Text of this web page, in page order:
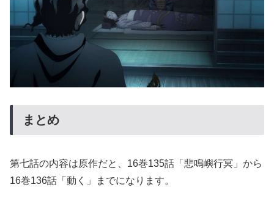
まとめ
第七話の内容は原作だと、16巻135話「悲鳴嶼行冥」から
16巻136話「動く」までになります。